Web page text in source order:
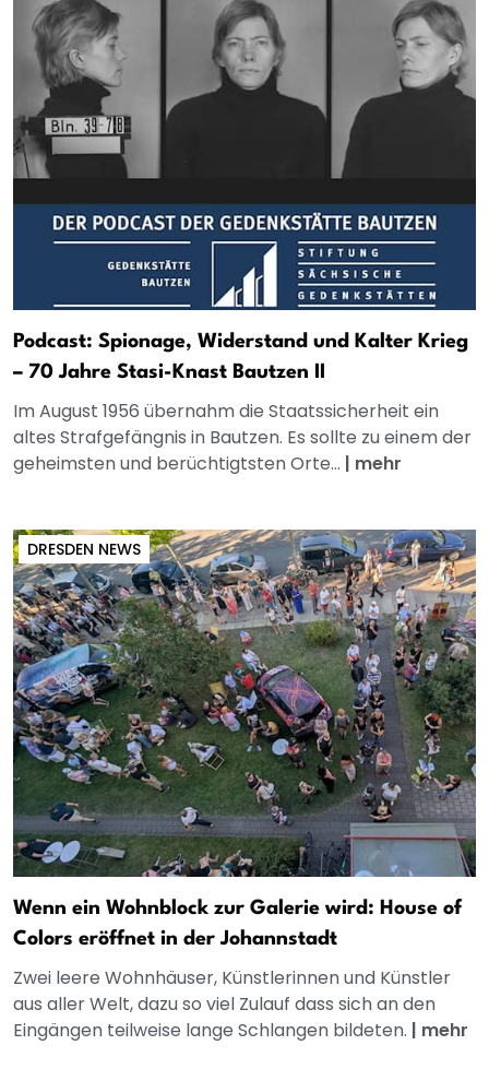
Podcast: Spionage, Widerstand und Kalter Krieg
– 70 Jahre Stasi-Knast Bautzen II
Im August 1956 übernahm die Staatssicherheit ein
altes Strafgefängnis in Bautzen. Es sollte zu einem der
geheimsten und berüchtigtsten Orte... | mehr
DRESDEN NEWS
Wenn ein Wohnblock zur Galerie wird: House of
Colors eröffnet in der Johannstadt
Zwei leere Wohnhäuser, Künstlerinnen und Künstler
aus aller Welt, dazu so viel Zulauf dass sich an den
Eingängen teilweise lange Schlangen bildeten. | mehr